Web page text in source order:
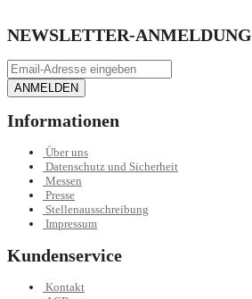
NEWSLETTER-ANMELDUNG
ANMELDEN
Informationen
Über uns
Datenschutz und Sicherheit
Messen
Presse
Stellenausschreibung
Impressum
Kundenservice
Kontakt